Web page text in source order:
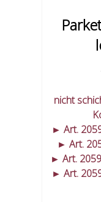
nicht
► Art.
► Art.
► Art.
► Art.